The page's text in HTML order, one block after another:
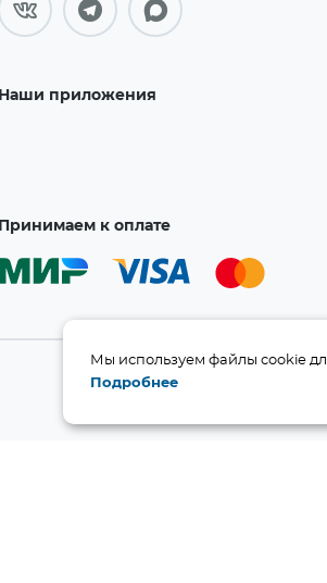
Наши приложения
Принимаем к оплате
Мы используем файлы cookie
Подробнее